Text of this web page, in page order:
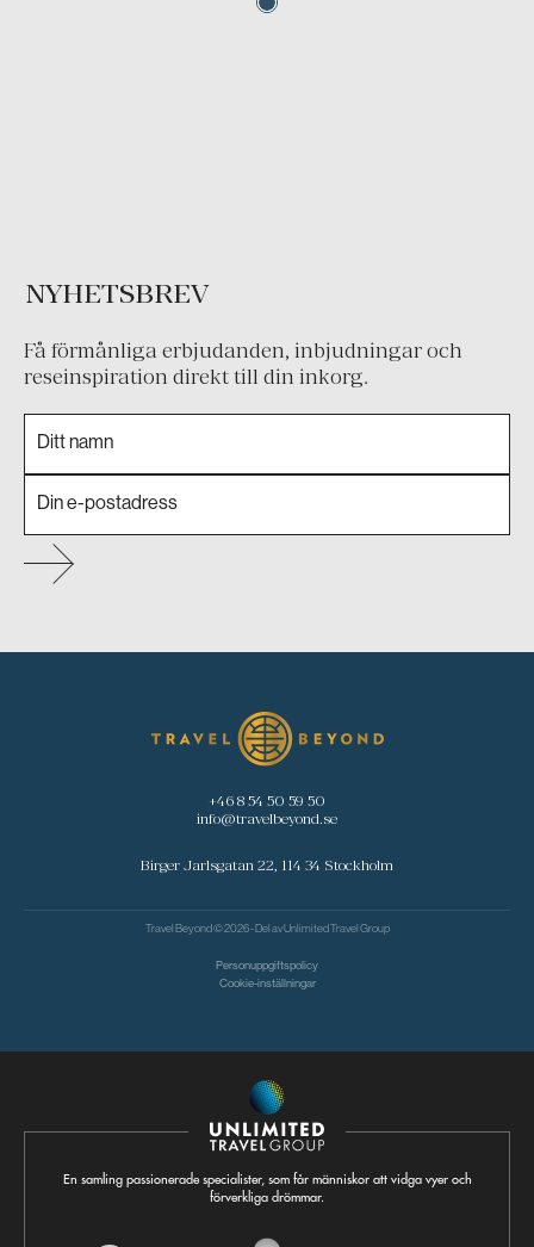
NYHETSBREV
Få förmånliga erbjudanden, inbjudningar och
reseinspiration direkt till din inkorg.
+46 8 54 50 59 50
info@travelbeyond.se
Birger Jarlsgatan 22, 114 34 Stockholm
Travel Beyond © 2026 - Del avUnlimited Travel Group
Personuppgiftspolicy
Cookie-inställningar
En samling passionerade specialister, som får människor att vidga vyer och
förverkliga drömmar.